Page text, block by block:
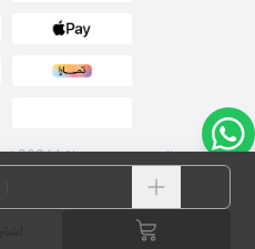
الحقوق محفوظة | 2026